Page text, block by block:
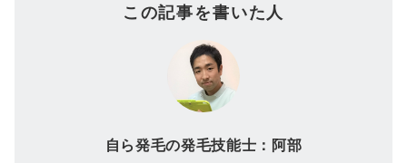
この記事を書いた人
自ら発毛の発毛技能士：阿部